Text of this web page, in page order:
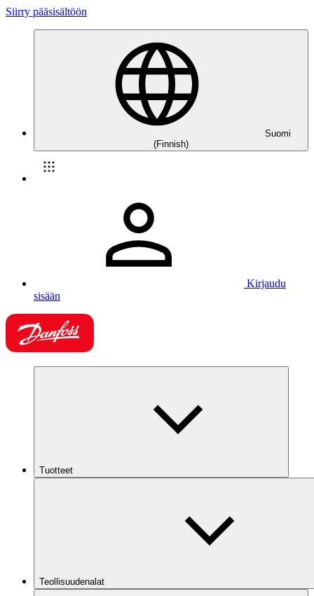
Siirry pääsisältöön
Suomi
(Finnish)
Kirjaudu
sisään
Tuotteet
Teollisuudenalat